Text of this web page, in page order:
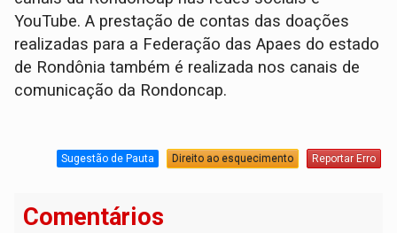
YouTube. A prestação de contas das doações
realizadas para a Federação das Apaes do estado
de Rondônia também é realizada nos canais de
comunicação da Rondoncap.
Sugestão de Pauta Direito ao esquecimento Reportar Erro
Comentários